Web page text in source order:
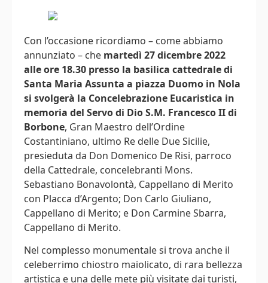
Con l’occasione ricordiamo – come abbiamo
annunziato – che martedì 27 dicembre 2022
alle ore 18.30 presso la basilica cattedrale di
Santa Maria Assunta a piazza Duomo in Nola
si svolgerà la Concelebrazione Eucaristica in
memoria del Servo di Dio S.M. Francesco II di
Borbone, Gran Maestro dell’Ordine
Costantiniano, ultimo Re delle Due Sicilie,
presieduta da Don Domenico De Risi, parroco
della Cattedrale, concelebranti Mons.
Sebastiano Bonavolontà, Cappellano di Merito
con Placca d’Argento; Don Carlo Giuliano,
Cappellano di Merito; e Don Carmine Sbarra,
Cappellano di Merito.
Nel complesso monumentale si trova anche il
celeberrimo chiostro maiolicato, di rara bellezza
artistica e una delle mete più visitate dai turisti,